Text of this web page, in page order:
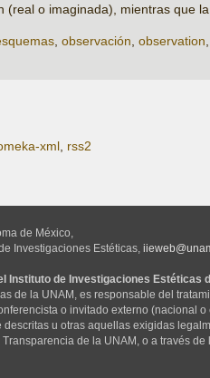
(real o imaginada), mientras que
observación observation
xml, rss2
de México,
Investigaciones Estéticas,
Instituto de Investigaciones Estéticas
de la UNAM, es responsable del
o invitado externo (nacional
u otras aquellas exigidas
de la UNAM, o a través